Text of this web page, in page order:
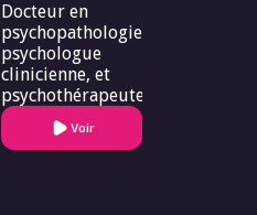
Docteur en
psychopathologie,
psychologue
clinicienne, et
psychothérapeute.
Voir